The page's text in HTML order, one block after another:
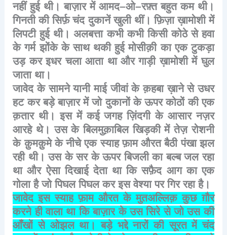
नहीं हुई थी। बाज़ार में आमद–ओ–रफ़्त बहुत कम थी।
गिनती की सिर्फ़ चंद दुकानें खुली थीं। फ़िज़ा ख़ामोशी में
लिपटी हुई थी। अलबत्ता कभी कभी किसी कोठे से हवा
के गर्म झोंके के साथ थकी हुई मोसीक़ी का एक टुकड़ा
उड़ कर इधर चला आता था और गाड़ी ख़ामोशी में घुल
जाता था।
जावेद के सामने यानी माई जीवां के क़हबा ख़ाने से उधर
हट कर बड़े बाज़ार में जो दुकानों के ऊपर कोठों की एक
क़तार थी। इस में कई जगह ज़िंदगी के आसार नज़र
आरहे थे। उस के बिलमुक़ाबिल खिड़की में तेज़ रोशनी
के क़ुमक़ुमे के नीचे एक स्याह फ़ाम औरत बैठी पंखा झल
रही थी। उस के सर के ऊपर बिजली का बल्ब जल रहा
था और ऐसा दिखाई देता था कि सफ़ैद आग का एक
गोला है जो पिघल पिघल कर इस वेश्या पर गिर रहा है।
जावेद इस स्याह फ़ाम औरत के मुतअल्लिक़ कुछ ग़ौर
करने ही वाला था कि बाज़ार के उस सिरे से जो उस की
आँखों से ओझल था। बड़े भद्दे नारों की सूरत में चंद